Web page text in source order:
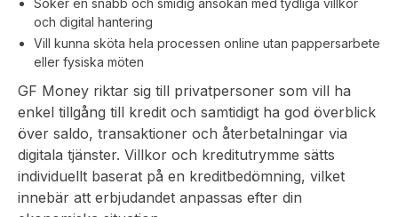
Söker en snabb och smidig ansökan med tydliga villkor
och digital hantering
Vill kunna sköta hela processen online utan pappersarbete
eller fysiska möten
GF Money riktar sig till privatpersoner som vill ha
enkel tillgång till kredit och samtidigt ha god överblick
över saldo, transaktioner och återbetalningar via
digitala tjänster. Villkor och kreditutrymme sätts
individuellt baserat på en kreditbedömning, vilket
innebär att erbjudandet anpassas efter din